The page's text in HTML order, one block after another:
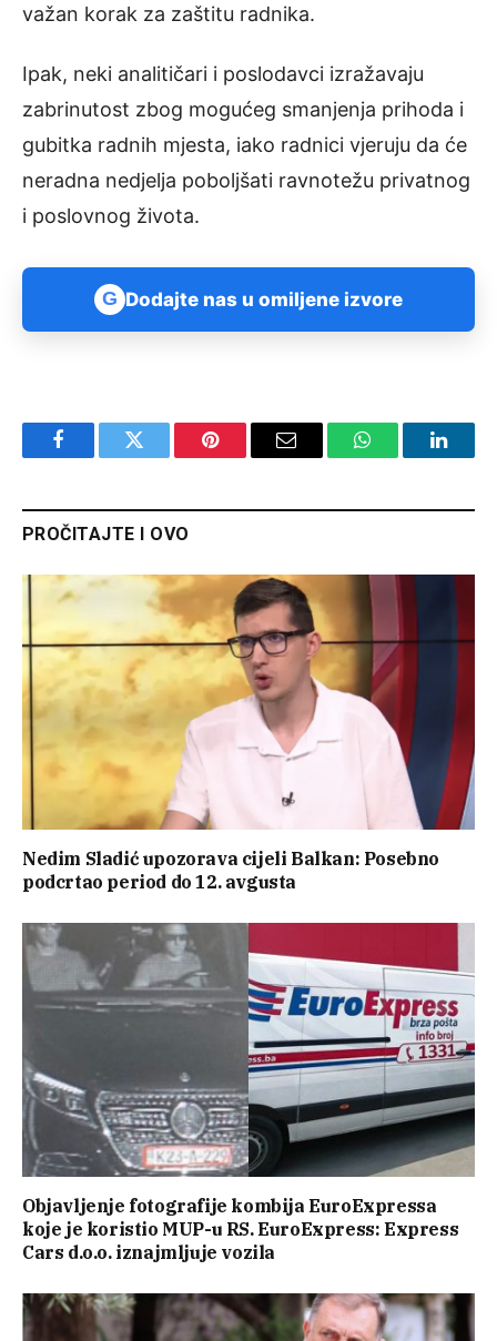
važan korak za zaštitu radnika.
Ipak, neki analitičari i poslodavci izražavaju
zabrinutost zbog mogućeg smanjenja prihoda i
gubitka radnih mjesta, iako radnici vjeruju da će
neradna nedjelja poboljšati ravnotežu privatnog
i poslovnog života.
G Dodajte nas u omiljene izvore
FacebookTwitter Pinterest Email WhatsApp
PROČITAJTE I OVO
Nedim Sladić upozorava cijeli Balkan: Posebno
podcrtao period do 12. avgusta
Objavljenje fotografije kombija EuroExpressa
koje je koristio MUP-u RS. EuroExpress: Express
Cars d.o.o. iznajmljuje vozila